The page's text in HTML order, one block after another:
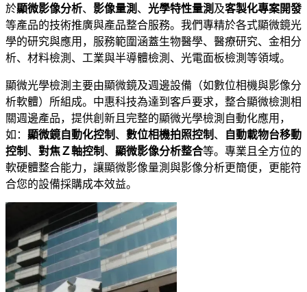
於顯微影像分析、 影像量測 、 光學特性量測 及客製化專案開發
等產品的技術推廣與產品整合服務。我們專精於各式顯微鏡光
學的研究與應用，服務範圍涵蓋生物醫學、醫療研究、金相分
析、材料檢測、工業與半導體檢測、光電面板檢測等領域。
顯微光學檢測主要由顯微鏡及週邊設備（如數位相機與影像分
析軟體）所組成。中惠科技為達到客戶要求，整合顯微檢測相
關週邊產品，提供創新且完整的顯微光學檢測自動化應用，
如： 顯微鏡自動化控制 、 數位相機拍照控制 、
自動載物台移動
控制 、 對焦Ｚ軸控制 、 顯微影像分析整合等。專業且全方位的
軟硬體整合能力，讓顯微影像量測與影像分析更簡便，更能符
合您的設備採購成本效益。